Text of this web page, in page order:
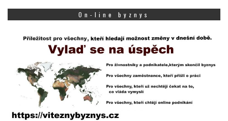
On-line byznys